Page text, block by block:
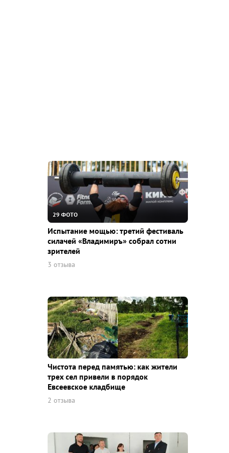
29 ФОТО
Испытание мощью: третий фестиваль
силачей «Владимиръ» собрал сотни
зрителей
3 отзыва
Чистота перед памятью: как жители
трех сел привели в порядок
Евсеевское кладбище
2 отзыва